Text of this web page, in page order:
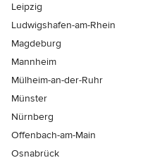
Leipzig
Ludwigshafen-am-Rhein
Magdeburg
Mannheim
Mülheim-an-der-Ruhr
Münster
Nürnberg
Offenbach-am-Main
Osnabrück